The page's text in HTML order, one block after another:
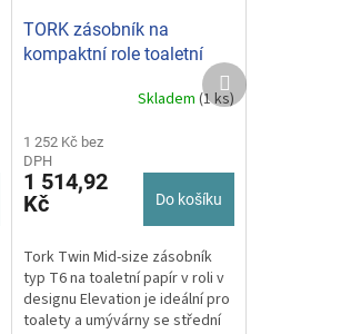
TORK zásobník na
kompaktní role toaletní
Skladem (1 ks)
1 252 Kč bez
DPH
1 514,92
Kč
Do košíku
Tork Twin Mid-size zásobník
typ T6 na toaletní papír v roli v
designu Elevation je ideální pro
toalety a umývárny se střední
Další
produkt